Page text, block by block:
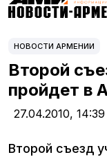
НОВОСТИ АРМЕНИИ
Второй
пройдет в
27.04.2010, 14:39
Второй съезд